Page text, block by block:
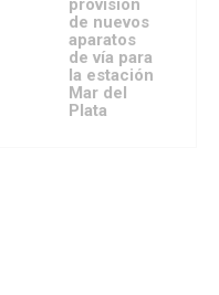
provisión
de nuevos
aparatos
de vía para
la estación
Mar del
Plata